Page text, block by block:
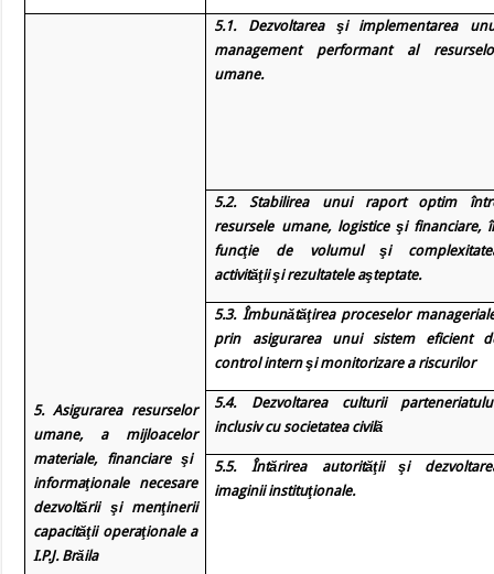
5. Asigurarea resurselor
umane, a mijloacelor
materiale, financiare şi
informaţionale necesare
dezvoltării şi menţinerii
capacităţii operaţionale a
I.P.J. Brăila
5.1. Dezvoltarea şi implementarea
management performant al
umane.
5.2.Stabilirea unui raport optim
resursele umane, logistice şi financiare,
funcţie de volumul şi
activităţii şi rezultatele aşteptate.
5.3. Îmbunătăţirea proceselor
prin asigurarea unui sistem eficient
control intern şi monitorizare a riscurilor
5.4. Dezvoltarea culturii
inclusiv cu societatea civilă
5.5. Întărirea autorităţii şi
imaginii instituţionale.